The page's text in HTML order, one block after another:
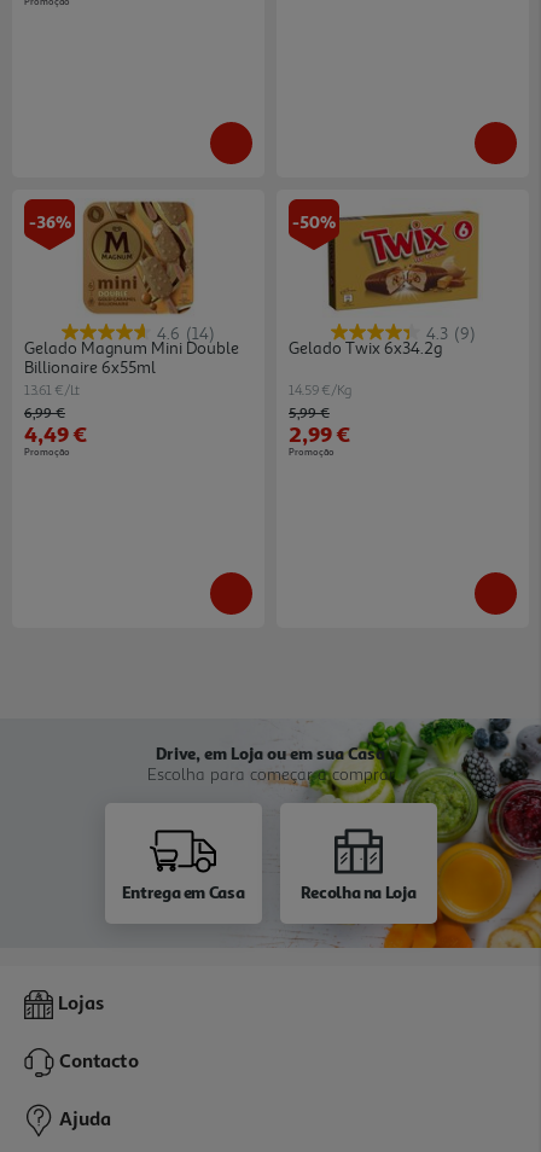
-36%
4.6 (14)
Gelado Magnum Mini Double
Billionaire 6x55ml
13.61 €/Lt
Price reduced from
6,99 €to
4,49 €
Promoção
-50%
4.3 (9)
Gelado Twix 6x34.2g
14.59 €/Kg
Price reduced from
5,99 €to
2,99 €
Promoção
Drive, em Loja ou em sua Casa
Escolha para começar a comprar
Entrega em Casa Recolha na Loja
Lojas
Contacto
Ajuda